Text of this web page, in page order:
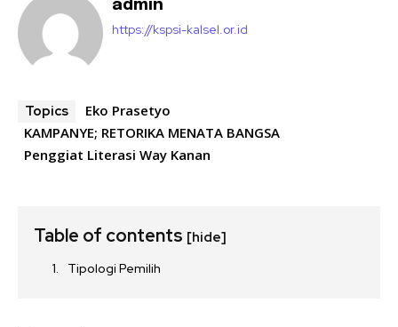
admin
https://kspsi-kalsel.or.id
Topics
Eko Prasetyo
KAMPANYE; RETORIKA MENATA BANGSA
Penggiat Literasi Way Kanan
Table of contents [hide]
Tipologi Pemilih